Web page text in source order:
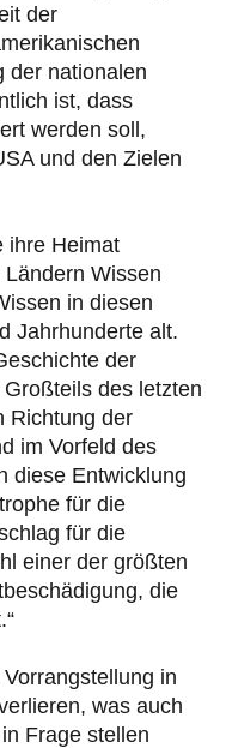
der
der nationalen
ist, dass
werden soll,
und den Zielen
ihre Heimat
Wissen
in diesen
Jahrhunderte alt.
der
des letzten
Richtung der
im Vorfeld des
diese Entwicklung
für die
für die
einer der größten
die
in
was auch
Frage stellen